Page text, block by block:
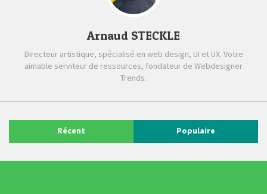
Arnaud STECKLE
Directeur artistique, spécialisé en web design, UI et UX. Votre
aimable serviteur de ressources, fondateur de Webdesigner
Trends.
Récent Populaire